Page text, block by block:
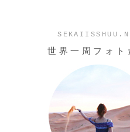
世界一周フォト